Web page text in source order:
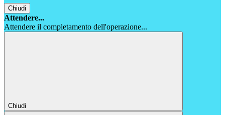
Chiudi
Attendere...
Attendere il completamento dell'operazione...
Chiudi